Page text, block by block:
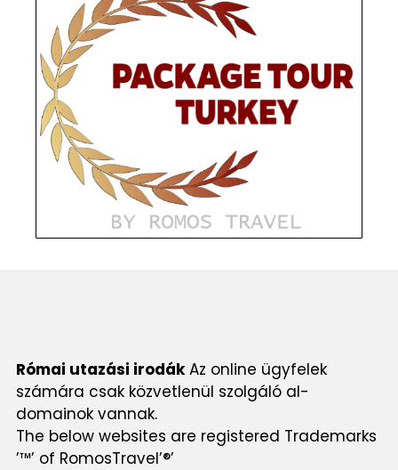
Római utazási irodákAz online ügyfelek
számára csak közvetlenül szolgáló al-
domainok vannak.
The below websites are registered Trademarks
’™’ of RomosTravel’®’